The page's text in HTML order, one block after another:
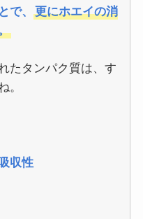
で、
更にホエイの消
たタンパク質は、す
。
収性